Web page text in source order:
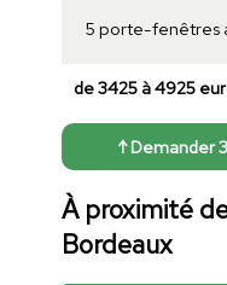
5 porte-fenêtres
de 3425 à 4925
↑ Demander
À proximité
Bordeaux